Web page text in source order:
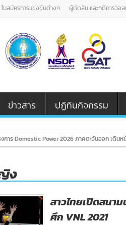
ใบสมัครการแข่งขันต่างๆ ผู้ตัดสิน และกติการวอ
ข่าวสาร ปฏิทินกิจกรรม
การ Domestic Power 2026 ภาคตะวันออก เดิน
ง
สาวไทยเปิดสนา
ศึก VNL 2021